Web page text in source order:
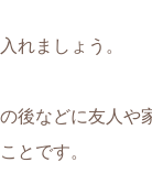
れましょう。
後などに友人や
とです。